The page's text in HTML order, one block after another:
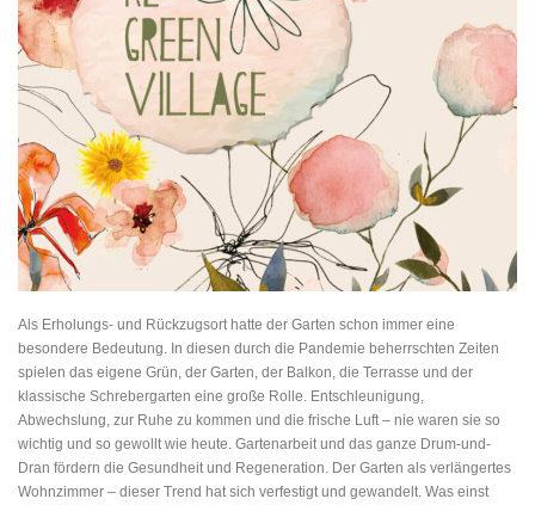
Als Erholungs- und Rückzugsort hatte der Garten schon immer eine
besondere Bedeutung. In diesen durch die Pandemie beherrschten Zeiten
spielen das eigene Grün, der Garten, der Balkon, die Terrasse und der
klassische Schrebergarten eine große Rolle. Entschleunigung,
Abwechslung, zur Ruhe zu kommen und die frische Luft – nie waren sie so
wichtig und so gewollt wie heute. Gartenarbeit und das ganze Drum-und-
Dran fördern die Gesundheit und Regeneration. Der Garten als verlängertes
Wohnzimmer – dieser Trend hat sich verfestigt und gewandelt. Was einst